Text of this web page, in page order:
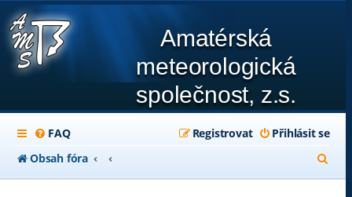
Amatérská
meteorologická
společnost, z.s.
FAQ Přihlásit se
Registrovat
Obsah fóra
l